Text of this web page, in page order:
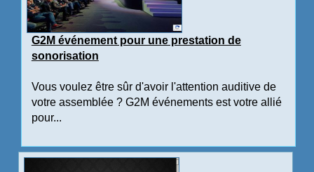
G2M événement pour une prestation de
sonorisation
Vous voulez être sûr d'avoir l'attention auditive de
votre assemblée ? G2M événements est votre allié
pour...